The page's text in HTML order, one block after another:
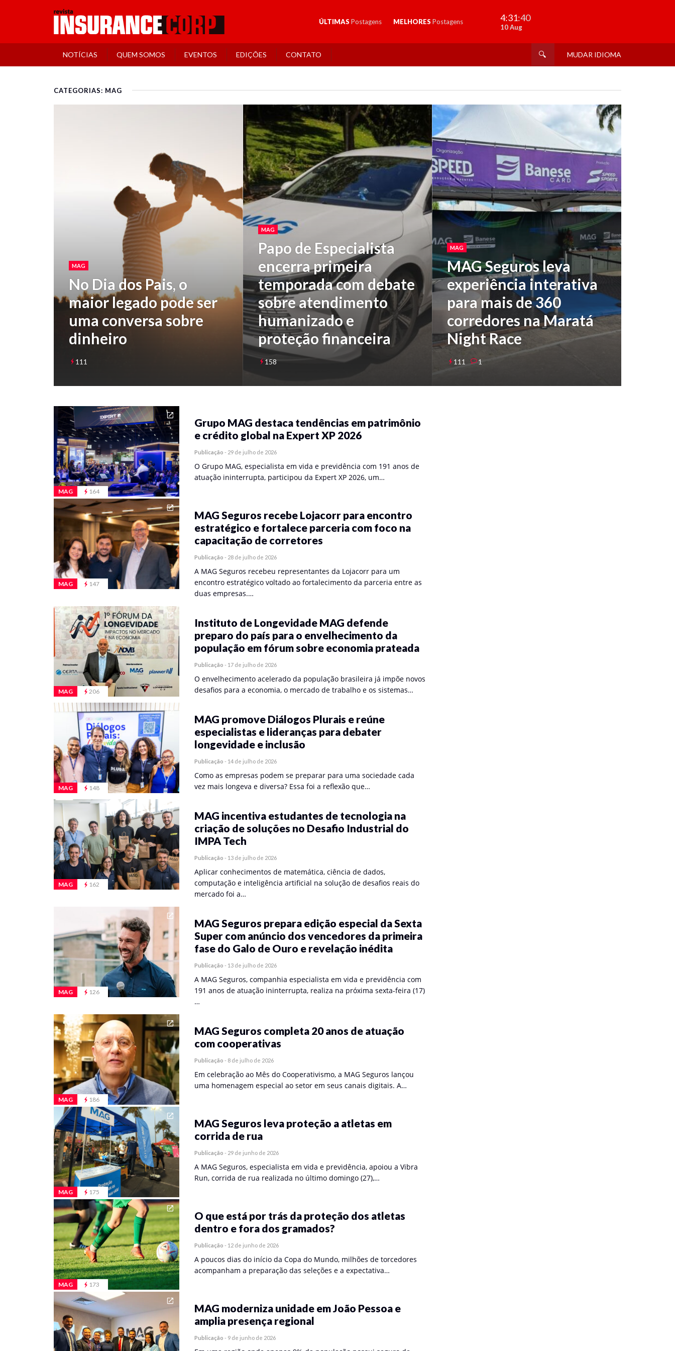
ÚLTIMAS Postagens MELHORES Postagens 4:31:41
10 Aug
NOTÍCIAS QUEM SOMOS EVENTOS EDIÇÕES CONTATO MUDAR IDIOMA
CATEGORIAS: MAG
MAG
No Dia dos Pais, o
maior legado pode ser
uma conversa sobre
dinheiro
111
MAG
Papo de Especialista
encerra primeira
temporada com debate
sobre atendimento
humanizado e
proteção financeira
158
MAG
MAG Seguros leva
experiência interativa
para mais de 360
corredores na Maratá
Night Race
111 1
MAG 164
Grupo MAG destaca tendências em patrimônio
e crédito global na Expert XP 2026
Publicação - 29 de julho de 2026
O Grupo MAG, especialista em vida e previdência com 191 anos de
atuação ininterrupta, participou da Expert XP 2026, um…
MAG 147
MAG Seguros recebe Lojacorr para encontro
estratégico e fortalece parceria com foco na
capacitação de corretores
Publicação - 28 de julho de 2026
A MAG Seguros recebeu representantes da Lojacorr para um
encontro estratégico voltado ao fortalecimento da parceria entre as
duas empresas.…
MAG 206
Instituto de Longevidade MAG defende
preparo do país para o envelhecimento da
população em fórum sobre economia prateada
Publicação - 17 de julho de 2026
O envelhecimento acelerado da população brasileira já impõe novos
desafios para a economia, o mercado de trabalho e os sistemas…
MAG 148
MAG promove Diálogos Plurais e reúne
especialistas e lideranças para debater
longevidade e inclusão
Publicação - 14 de julho de 2026
Como as empresas podem se preparar para uma sociedade cada
vez mais longeva e diversa? Essa foi a reflexão que…
MAG 162
MAG incentiva estudantes de tecnologia na
criação de soluções no Desafio Industrial do
IMPA Tech
Publicação - 13 de julho de 2026
Aplicar conhecimentos de matemática, ciência de dados,
computação e inteligência artificial na solução de desafios reais do
mercado foi a…
MAG 126
MAG Seguros prepara edição especial da Sexta
Super com anúncio dos vencedores da primeira
fase do Galo de Ouro e revelação inédita
Publicação - 13 de julho de 2026
A MAG Seguros, companhia especialista em vida e previdência com
191 anos de atuação ininterrupta, realiza na próxima sexta-feira (17)
…
MAG 186
MAG Seguros completa 20 anos de atuação
com cooperativas
Publicação - 8 de julho de 2026
Em celebração ao Mês do Cooperativismo, a MAG Seguros lançou
uma homenagem especial ao setor em seus canais digitais. A…
MAG 175
MAG Seguros leva proteção a atletas em
corrida de rua
Publicação - 29 de junho de 2026
A MAG Seguros, especialista em vida e previdência, apoiou a Vibra
Run, corrida de rua realizada no último domingo (27),…
MAG 173
O que está por trás da proteção dos atletas
dentro e fora dos gramados?
Publicação - 12 de junho de 2026
A poucos dias do início da Copa do Mundo, milhões de torcedores
acompanham a preparação das seleções e a expectativa…
MAG moderniza unidade em João Pessoa e
amplia presença regional
Publicação - 9 de junho de 2026